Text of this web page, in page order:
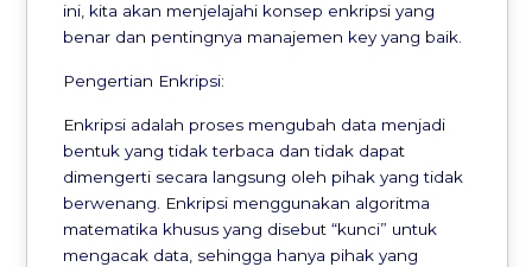
ini, kita akan menjelajahi konsep enkripsi yang
benar dan pentingnya manajemen key yang baik.
Pengertian Enkripsi:
Enkripsi adalah proses mengubah data menjadi
bentuk yang tidak terbaca dan tidak dapat
dimengerti secara langsung oleh pihak yang tidak
berwenang. Enkripsi menggunakan algoritma
matematika khusus yang disebut “kunci” untuk
mengacak data, sehingga hanya pihak yang